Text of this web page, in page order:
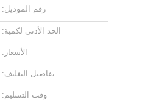
رقم الموديل:
الحد الأدنى لكمية:
الأسعار:
تفاصيل التغليف:
وقت التسليم: